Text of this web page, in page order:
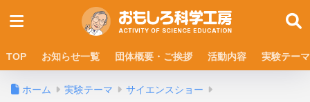
TOP お知らせ一覧 団体概要・ご挨拶 活動内容 実験テーマ
ホーム 実験テーマ サイエンスショー